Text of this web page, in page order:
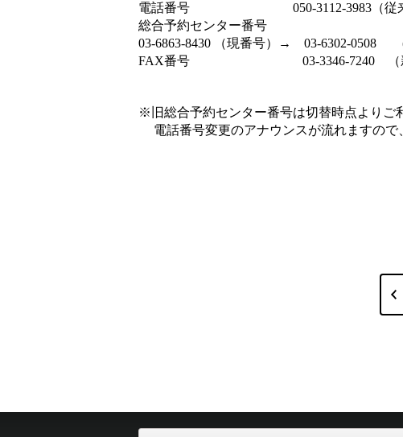
電話番号 050-3112-3983 （従
総合予約センター番号
03-6863-8430 （現番号）→ 03-6302-0508
FAX番号 03-3346-7240
※旧総合予約センター番号は切替時点よりご
電話番号変更のアナウンスが流れますの